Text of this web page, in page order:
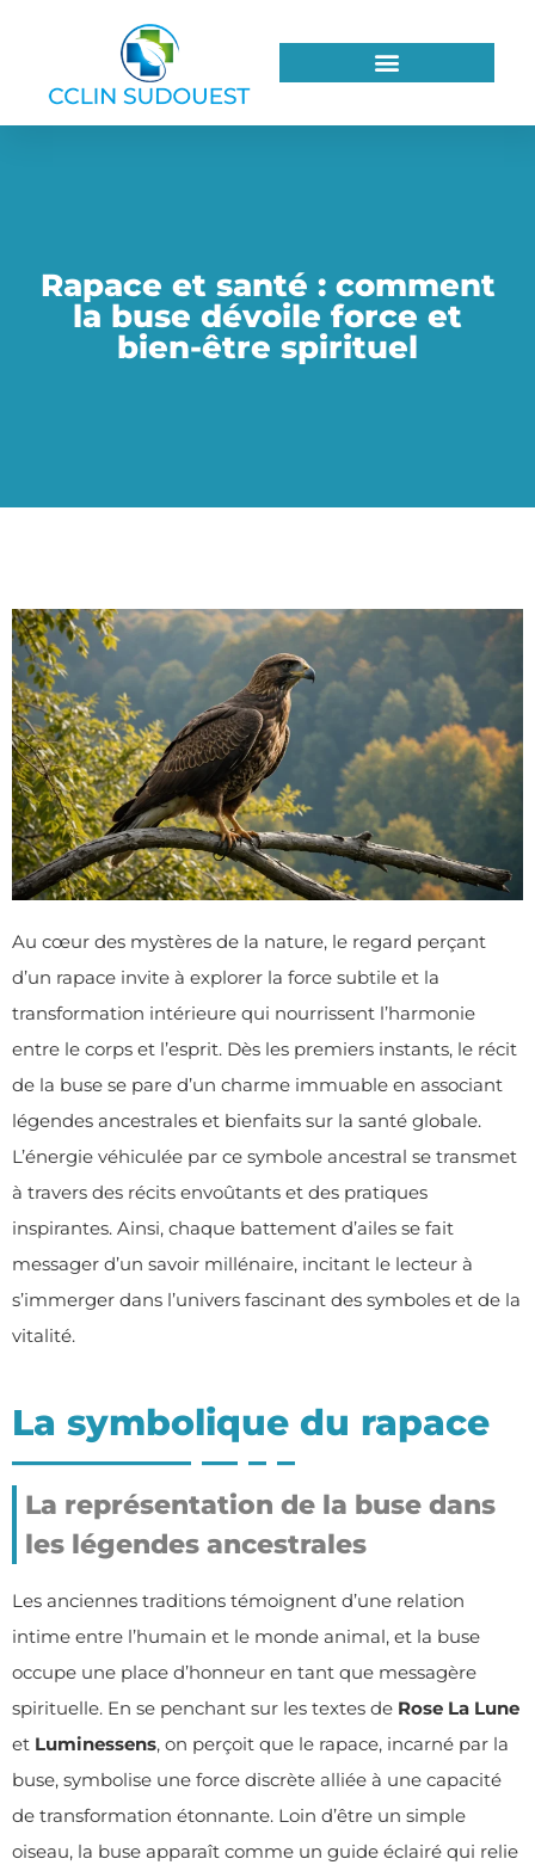
Rapace et santé : comment
la buse dévoile force et
bien-être spirituel
Au cœur des mystères de la nature, le regard perçant
d’un rapace invite à explorer la force subtile et la
transformation intérieure qui nourrissent l’harmonie
entre le corps et l’esprit. Dès les premiers instants, le récit
de la buse se pare d’un charme immuable en associant
légendes ancestrales et bienfaits sur la santé globale.
L’énergie véhiculée par ce symbole ancestral se transmet
à travers des récits envoûtants et des pratiques
inspirantes. Ainsi, chaque battement d’ailes se fait
messager d’un savoir millénaire, incitant le lecteur à
s’immerger dans l’univers fascinant des symboles et de la
vitalité.
La symbolique du rapace
La représentation de la buse dans
les légendes ancestrales
Les anciennes traditions témoignent d’une relation
intime entre l’humain et le monde animal, et la buse
occupe une place d’honneur en tant que messagère
spirituelle. En se penchant sur les textes de Rose La Lune
et Luminessens, on perçoit que le rapace, incarné par la
buse, symbolise une force discrète alliée à une capacité
de transformation étonnante. Loin d’être un simple
oiseau, la buse apparaît comme un guide éclairé qui relie